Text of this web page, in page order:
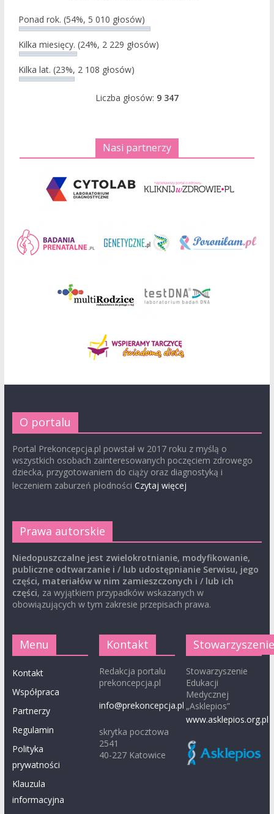
Ponad rok. (54%, 5 010 głosów)
Kilka miesięcy. (24%, 2 229 głosów)
Kilka lat. (23%, 2 108 głosów)
Liczba głosów: 9 347
Nasi partnerzy
O portalu
Portal Prekoncepcja.pl powstał w 2017 roku z myślą o
wszystkich osobach zainteresowanych poczęciem zdrowego
dziecka, przygotowaniem do ciąży oraz diagnostyką i
leczeniem zaburzeń płodności Czytaj więcej
Prawa autorskie
Niedopuszczalne jest zwielokrotnianie, modyfikowanie,
publiczne odtwarzanie i / lub udostępnianie Serwisu, jego
części, materiałów w nim zamieszczonych i / lub ich
części, za wyjątkiem przypadków wskazanych w
obowiązujących w tym zakresie przepisach prawa.
Menu
Kontakt
Współpraca
Partnerzy
Regulamin
Polityka
prywatności
Klauzula
informacyjna
Kontakt
Redakcja portalu
prekoncepcja.pl
info@prekoncepcja.pl
skrytka pocztowa
2541
40-227 Katowice
Stowarzyszenie
Edukacji
Medycznej
„Asklepios”
www.asklepios.org.pl